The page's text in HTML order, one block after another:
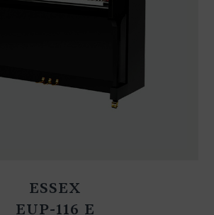
ESSEX
EUP-116 E